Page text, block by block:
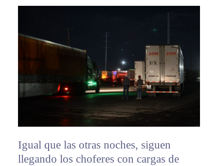
Igual que las otras noches, siguen
llegando los choferes con cargas de